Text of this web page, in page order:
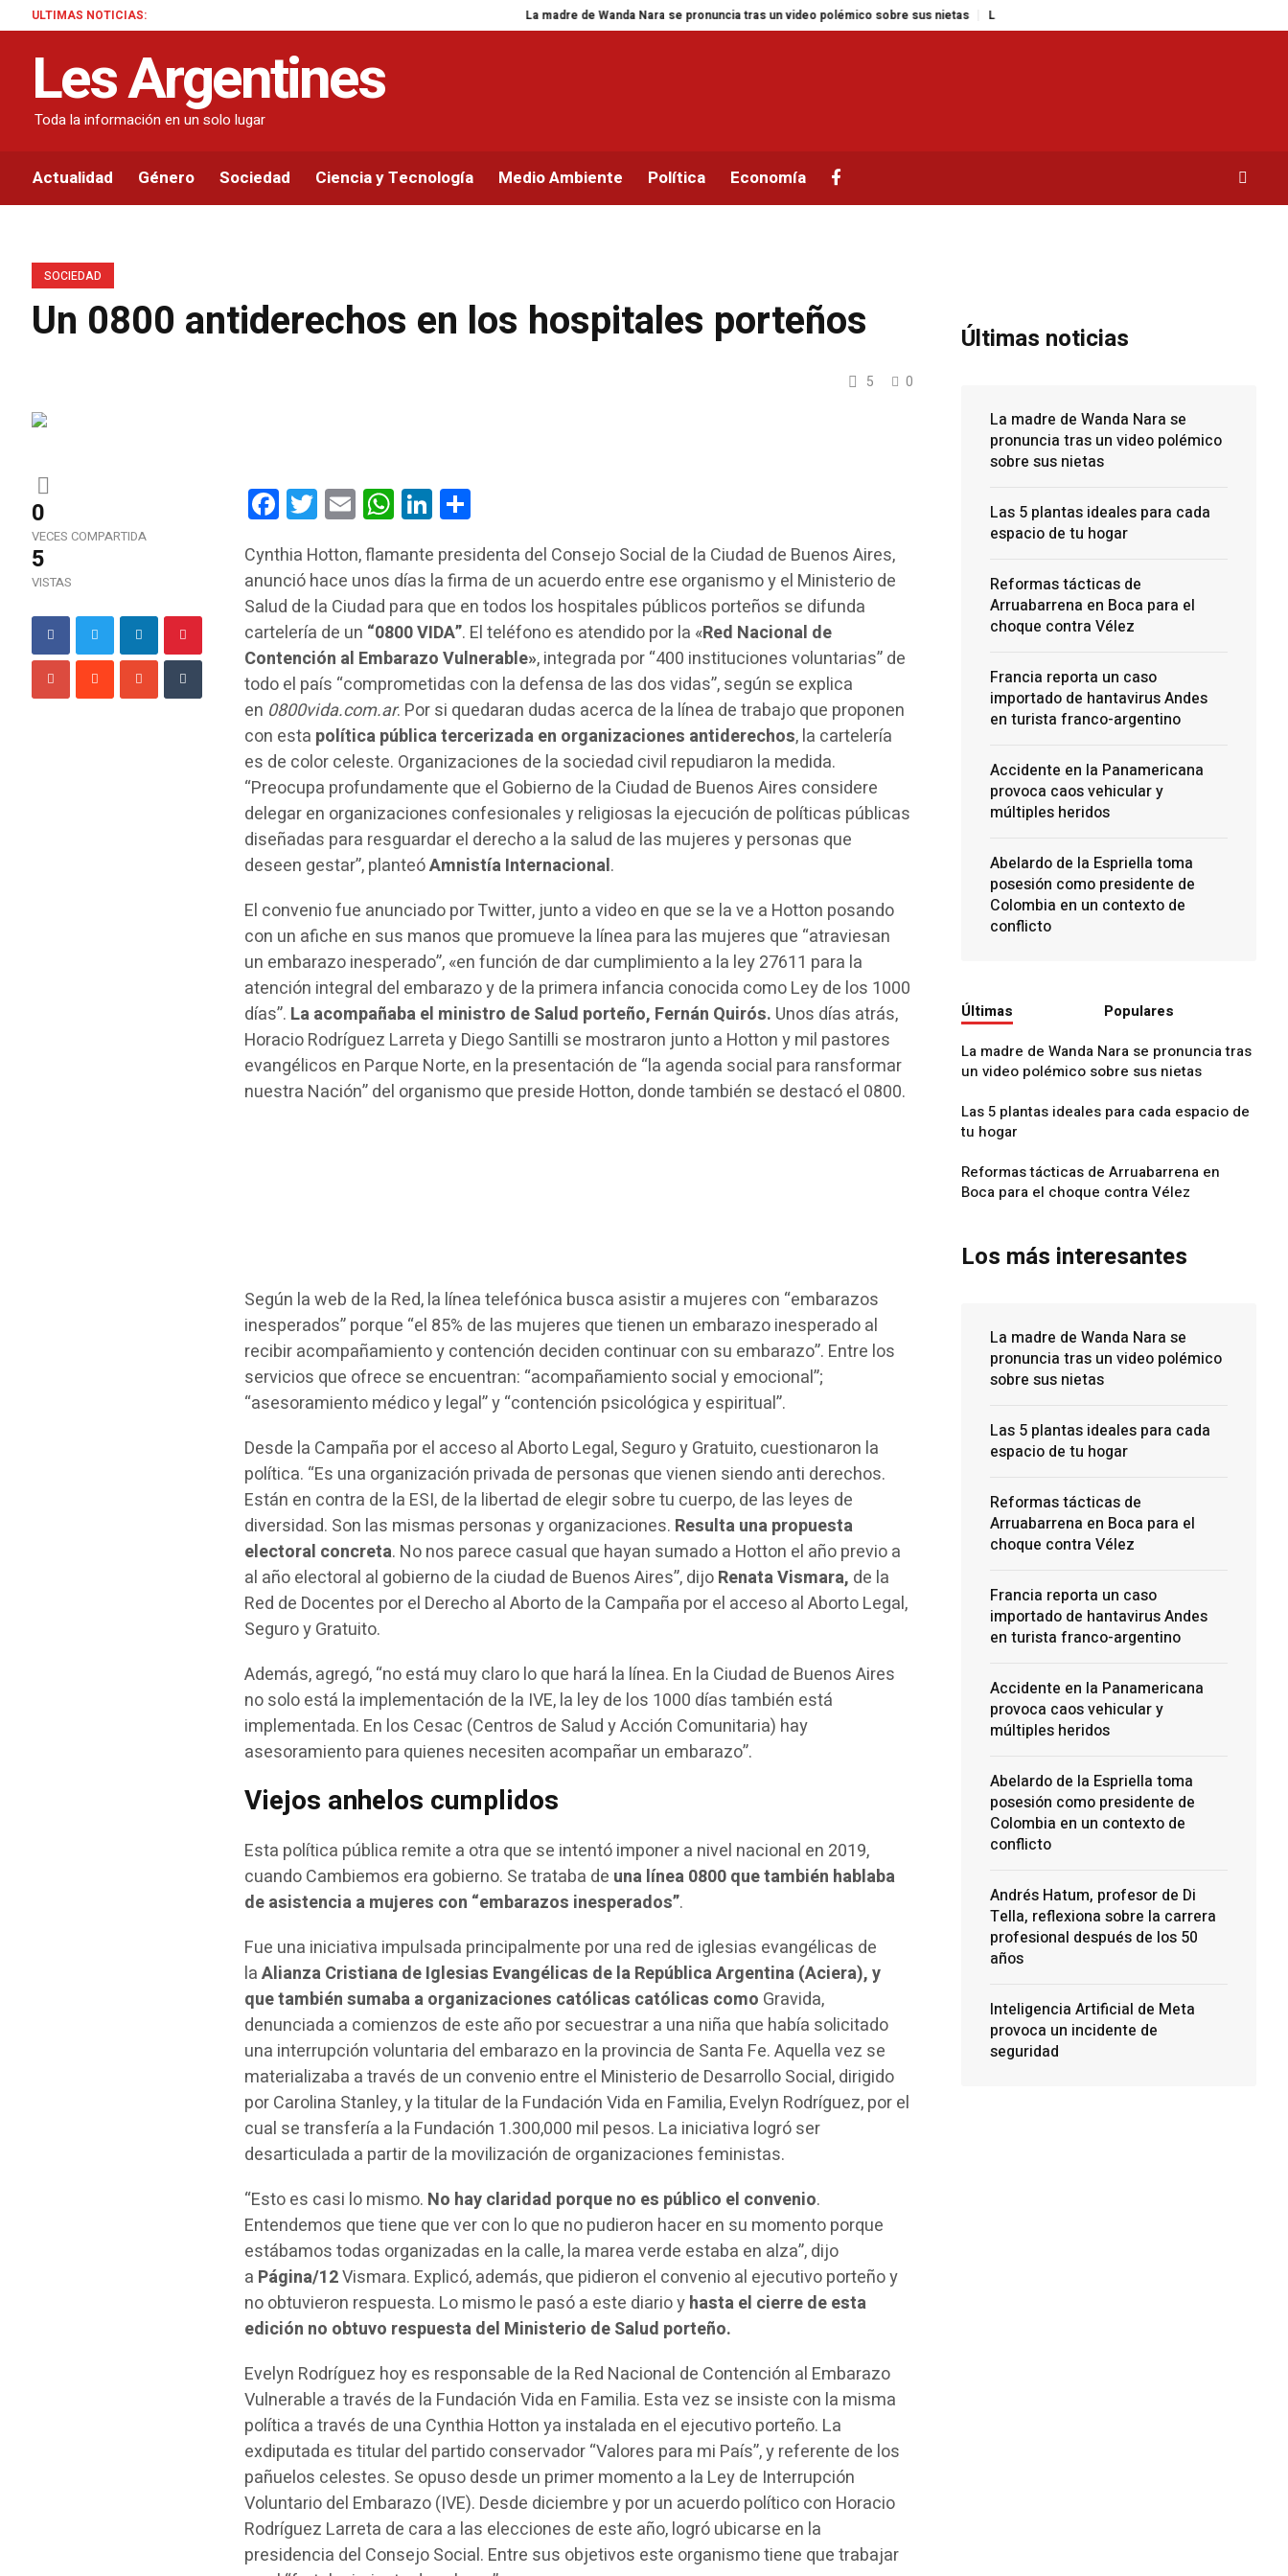
ULTIMAS NOTICIAS: La madre de Wanda Nara se pronuncia tras un video polémico sobre sus nietas Las 5 plantas ideales para cada espacio de tu hogar
Les Argentines
Toda la información en un solo lugar
Actualidad Género Sociedad Ciencia y Tecnología Medio Ambiente Política Economía
SOCIEDAD
Un 0800 antiderechos en los hospitales porteños
5 0
0
VECES COMPARTIDA
5
VISTAS
FacebookTwitterEmail WhatsAppLinkedIn
Cynthia Hotton, flamante presidenta del Consejo Social de la Ciudad de Buenos Aires,
anunció hace unos días la firma de un acuerdo entre ese organismo y el Ministerio de
Salud de la Ciudad para que en todos los hospitales públicos porteños se difunda
cartelería de un “0800 VIDA”. El teléfono es atendido por la «Red Nacional de
Contención al Embarazo Vulnerable», integrada por “400 instituciones voluntarias” de
todo el país “comprometidas con la defensa de las dos vidas”, según se explica
en 0800vida.com.ar. Por si quedaran dudas acerca de la línea de trabajo que proponen
con esta política pública tercerizada en organizaciones antiderechos, la cartelería
es de color celeste. Organizaciones de la sociedad civil repudiaron la medida.
“Preocupa profundamente que el Gobierno de la Ciudad de Buenos Aires considere
delegar en organizaciones confesionales y religiosas la ejecución de políticas públicas
diseñadas para resguardar el derecho a la salud de las mujeres y personas que
deseen gestar”, planteóAmnistía Internacional.
El convenio fue anunciado por Twitter, junto a video en que se la ve a Hotton posando
con un afiche en sus manos que promueve la línea para las mujeres que “atraviesan
un embarazo inesperado”, «en función de dar cumplimiento a la ley 27611 para la
atención integral del embarazo y de la primera infancia conocida como Ley de los 1000
días”. La acompañaba el ministro de Salud porteño, Fernán Quirós. Unos días atrás,
Horacio Rodríguez Larreta y Diego Santilli se mostraron junto a Hotton y mil pastores
evangélicos en Parque Norte, en la presentación de “la agenda social para ransformar
nuestra Nación” del organismo que preside Hotton, donde también se destacó el 0800.
Según la web de la Red, la línea telefónica busca asistir a mujeres con “embarazos
inesperados” porque “el 85% de las mujeres que tienen un embarazo inesperado al
recibir acompañamiento y contención deciden continuar con su embarazo”. Entre los
servicios que ofrece se encuentran: “acompañamiento social y emocional”;
“asesoramiento médico y legal” y “contención psicológica y espiritual”.
Desde la Campaña por el acceso al Aborto Legal, Seguro y Gratuito, cuestionaron la
política. “Es una organización privada de personas que vienen siendo anti derechos.
Están en contra de la ESI, de la libertad de elegir sobre tu cuerpo, de las leyes de
diversidad. Son las mismas personas y organizaciones. Resulta una propuesta
electoral concreta. No nos parece casual que hayan sumado a Hotton el año previo a
al año electoral al gobierno de la ciudad de Buenos Aires”, dijoRenata Vismara, de la
Red de Docentes por el Derecho al Aborto de la Campaña por el acceso al Aborto Legal,
Seguro y Gratuito.
Además, agregó, “no está muy claro lo que hará la línea. En la Ciudad de Buenos Aires
no solo está la implementación de la IVE, la ley de los 1000 días también está
implementada. En los Cesac (Centros de Salud y Acción Comunitaria) hay
asesoramiento para quienes necesiten acompañar un embarazo”.
Viejos anhelos cumplidos
Esta política pública remite a otra que se intentó imponer a nivel nacional en 2019,
cuando Cambiemos era gobierno. Se trataba de una línea 0800 que también hablaba
de asistencia a mujeres con “embarazos inesperados”.
Fue una iniciativa impulsada principalmente por una red de iglesias evangélicas de
laAlianza Cristiana de Iglesias Evangélicas de la República Argentina (Aciera), y
que también sumaba a organizaciones católicas católicas como Gravida,
denunciada a comienzos de este año por secuestrar a una niña que había solicitado
una interrupción voluntaria del embarazo en la provincia de Santa Fe. Aquella vez se
materializaba a través de un convenio entre el Ministerio de Desarrollo Social, dirigido
por Carolina Stanley, y la titular de la Fundación Vida en Familia, Evelyn Rodríguez, por el
cual se transfería a la Fundación 1.300,000 mil pesos. La iniciativa logró ser
desarticulada a partir de la movilización de organizaciones feministas.
“Esto es casi lo mismo. No hay claridad porque no es público el convenio.
Entendemos que tiene que ver con lo que no pudieron hacer en su momento porque
estábamos todas organizadas en la calle, la marea verde estaba en alza”, dijo
a Página/12Vismara. Explicó, además, que pidieron el convenio al ejecutivo porteño y
no obtuvieron respuesta. Lo mismo le pasó a este diario yhasta el cierre de esta
edición no obtuvo respuesta del Ministerio de Salud porteño.
Evelyn Rodríguez hoy es responsable de la Red Nacional de Contención al Embarazo
Vulnerable a través de la Fundación Vida en Familia. Esta vez se insiste con la misma
política a través de una Cynthia Hotton ya instalada en el ejecutivo porteño. La
exdiputada es titular del partido conservador “Valores para mi País”, y referente de los
pañuelos celestes. Se opuso desde un primer momento a la Ley de Interrupción
Voluntario del Embarazo (IVE). Desde diciembre y por un acuerdo político con Horacio
Rodríguez Larreta de cara a las elecciones de este año, logró ubicarse en la
presidencia del Consejo Social. Entre sus objetivos este organismo tiene que trabajar
Últimas noticias
La madre de Wanda Nara se
pronuncia tras un video polémico
sobre sus nietas
Las 5 plantas ideales para cada
espacio de tu hogar
Reformas tácticas de
Arruabarrena en Boca para el
choque contra Vélez
Francia reporta un caso
importado de hantavirus Andes
en turista franco-argentino
Accidente en la Panamericana
provoca caos vehicular y
múltiples heridos
Abelardo de la Espriella toma
posesión como presidente de
Colombia en un contexto de
conflicto
Últimas
Populares
La madre de Wanda Nara se pronuncia tras
un video polémico sobre sus nietas
Las 5 plantas ideales para cada espacio de
tu hogar
Reformas tácticas de Arruabarrena en
Boca para el choque contra Vélez
Los más interesantes
La madre de Wanda Nara se
pronuncia tras un video polémico
sobre sus nietas
Las 5 plantas ideales para cada
espacio de tu hogar
Reformas tácticas de
Arruabarrena en Boca para el
choque contra Vélez
Francia reporta un caso
importado de hantavirus Andes
en turista franco-argentino
Accidente en la Panamericana
provoca caos vehicular y
múltiples heridos
Abelardo de la Espriella toma
posesión como presidente de
Colombia en un contexto de
conflicto
Andrés Hatum, profesor de Di
Tella, reflexiona sobre la carrera
profesional después de los 50
años
Inteligencia Artificial de Meta
provoca un incidente de
seguridad